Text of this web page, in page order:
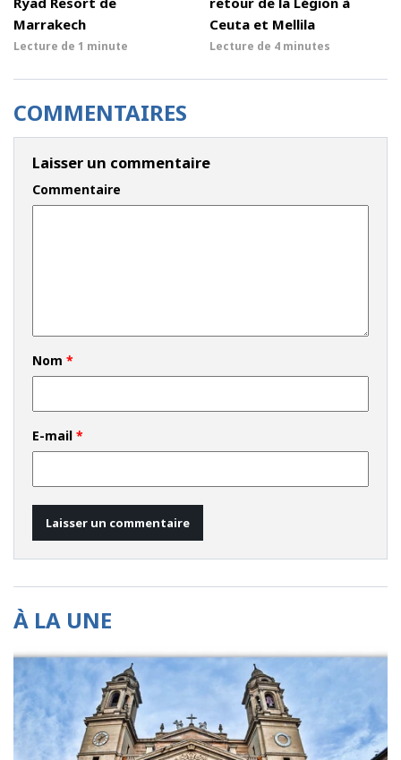
Marrakech
Lecture de 1 minute
Ceuta et Mellila
Lecture de 4 minutes
COMMENTAIRES
Laisser un commentaire
Commentaire
Nom *
E-mail *
À LA UNE